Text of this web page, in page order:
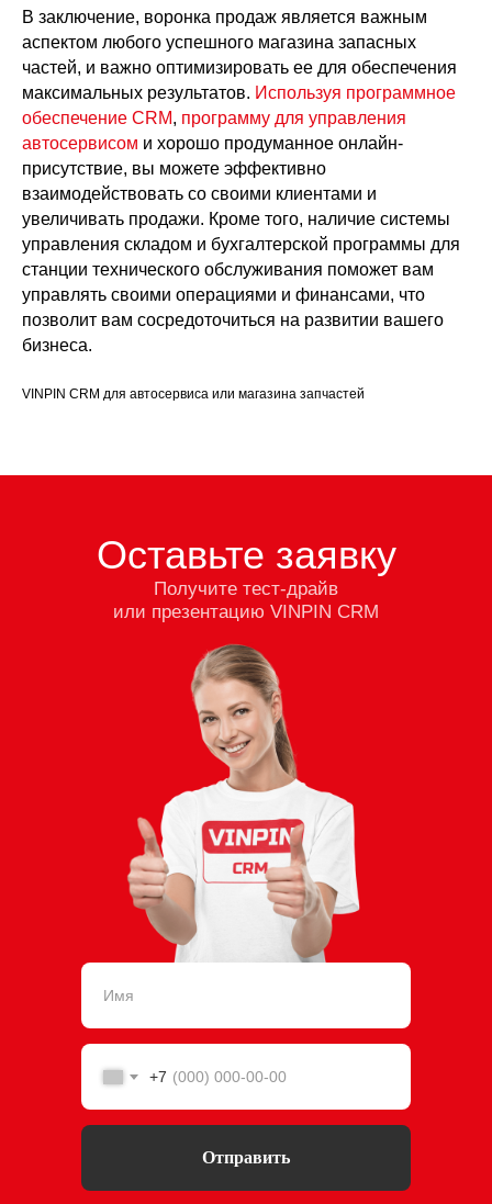
В заключение, воронка продаж является важным
аспектом любого успешного магазина запасных
частей, и важно оптимизировать ее для обеспечения
максимальных результатов. Используя программное
обеспечение CRM, программу для управления
автосервисом и хорошо продуманное онлайн-
присутствие, вы можете эффективно
взаимодействовать со своими клиентами и
увеличивать продажи. Кроме того, наличие системы
управления складом и бухгалтерской программы для
станции технического обслуживания поможет вам
управлять своими операциями и финансами, что
позволит вам сосредоточиться на развитии вашего
бизнеса.
VINPIN CRM для автосервиса или магазина запчастей
Оставьте заявку
Получите тест-драйв
или презентацию VINPIN CRM
+7
Отправить